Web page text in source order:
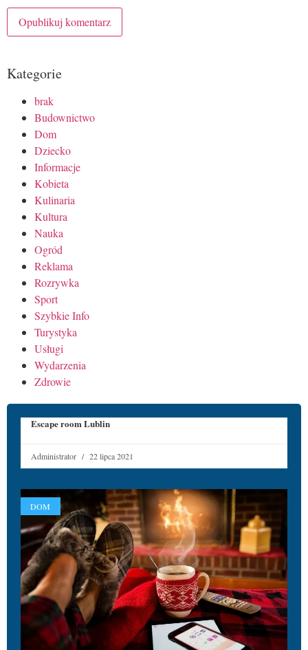
Kategorie
brak
Budownictwo
Dom
Dziecko
Informacje
Kobieta
Kulinaria
Kultura
Nauka
Ogród
Reklama
Rozrywka
Sport
Szybkie Info
Turystyka
Usługi
Wydarzenia
Zdrowie
Escape room Lublin
Administrator 22 lipca 2021
DOM